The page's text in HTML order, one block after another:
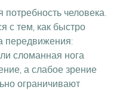
потребность человека.
с тем, как быстро
передвижения:
сломанная нога
а слабое зрение
ограничивают